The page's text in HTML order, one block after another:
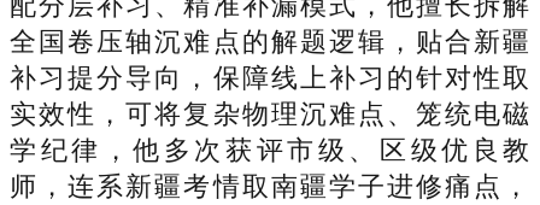
全国卷压轴沉难点的解题逻辑，贴合新疆
补习提分导向，保障线上补习的针对性取
实效性，可将复杂物理沉难点、笼统电磁
学纪律，他多次获评市级、区级优良教
师，连系新疆考情取南疆学子进修痛点，